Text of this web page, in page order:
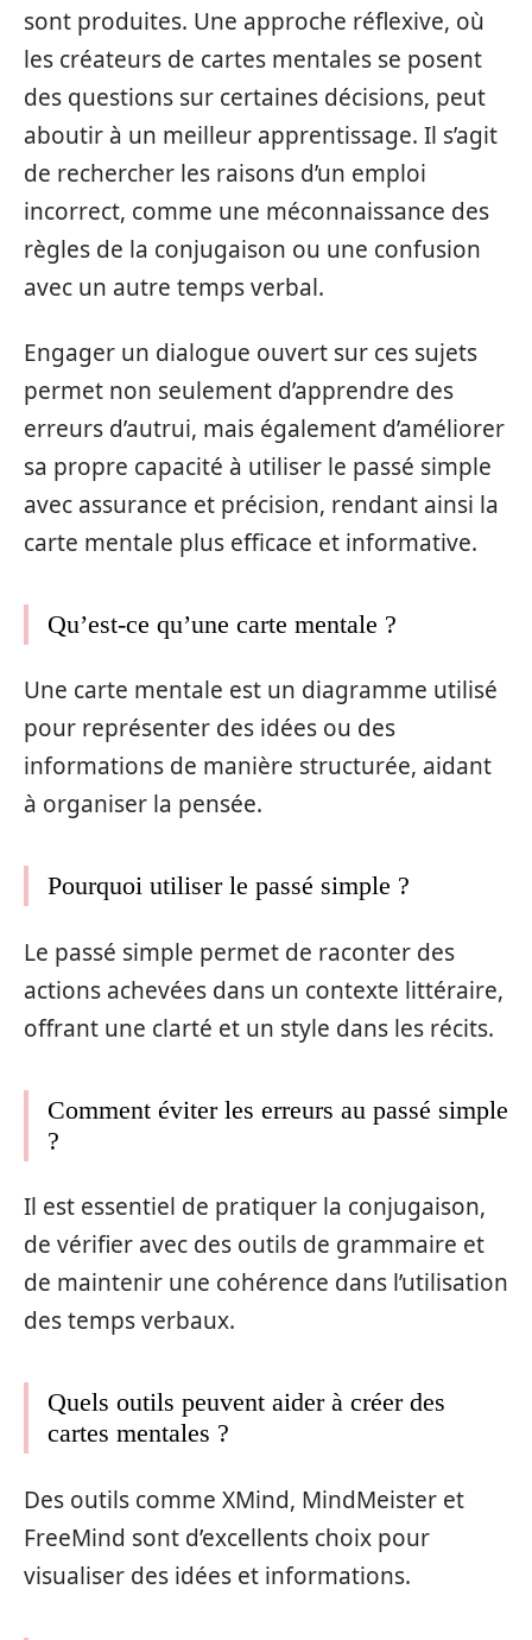
sont produites. Une approche réflexive, où
les créateurs de cartes mentales se posent
des questions sur certaines décisions, peut
aboutir à un meilleur apprentissage. Il s’agit
de rechercher les raisons d’un emploi
incorrect, comme une méconnaissance des
règles de la conjugaison ou une confusion
avec un autre temps verbal.
Engager un dialogue ouvert sur ces sujets
permet non seulement d’apprendre des
erreurs d’autrui, mais également d’améliorer
sa propre capacité à utiliser le passé simple
avec assurance et précision, rendant ainsi la
carte mentale plus efficace et informative.
Qu’est-ce qu’une carte mentale ?
Une carte mentale est un diagramme utilisé
pour représenter des idées ou des
informations de manière structurée, aidant
à organiser la pensée.
Pourquoi utiliser le passé simple ?
Le passé simple permet de raconter des
actions achevées dans un contexte littéraire,
offrant une clarté et un style dans les récits.
Comment éviter les erreurs au passé simple
?
Il est essentiel de pratiquer la conjugaison,
de vérifier avec des outils de grammaire et
de maintenir une cohérence dans l’utilisation
des temps verbaux.
Quels outils peuvent aider à créer des
cartes mentales ?
Des outils comme XMind, MindMeister et
FreeMind sont d’excellents choix pour
visualiser des idées et informations.